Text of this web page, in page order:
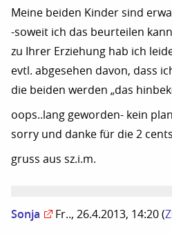
Meine beiden Kinder sind
-soweit ich das beurteilen
zu Ihrer Erziehung hab ich
evtl. abgesehen davon, dass
die beiden werden „das
oops..lang geworden- kein
sorry und danke für die 2
gruss aus sz.i.m.
Sonja Fr.., 26.4.2013, 14:20 (